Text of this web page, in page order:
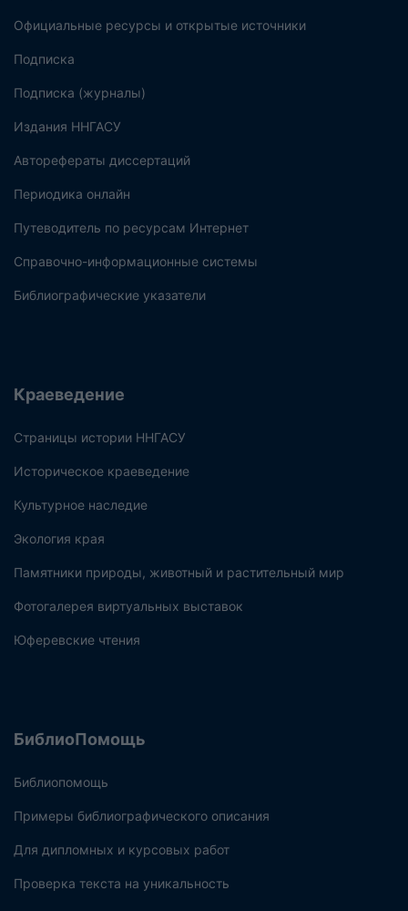
Официальные ресурсы и открытые источники
Подписка
Подписка (журналы)
Издания ННГАСУ
Авторефераты диссертаций
Периодика онлайн
Путеводитель по ресурсам Интернет
Справочно-информационные системы
Библиографические указатели
Краеведение
Страницы истории ННГАСУ
Историческое краеведение
Культурное наследие
Экология края
Памятники природы, животный и растительный мир
Фотогалерея виртуальных выставок
Юферевские чтения
БиблиоПомощь
Библиопомощь
Примеры библиографического описания
Для дипломных и курсовых работ
Проверка текста на уникальность